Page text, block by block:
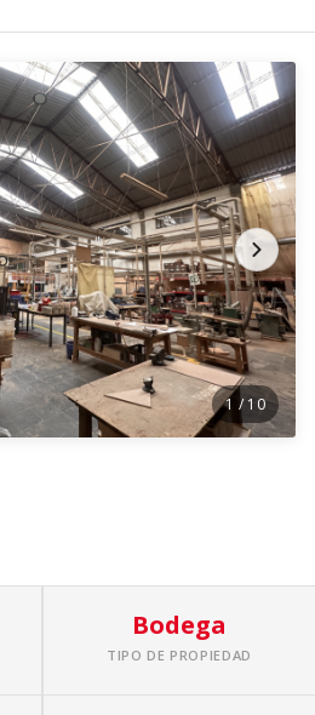
1 / 10
Bodega
TIPO DE PROPIEDAD